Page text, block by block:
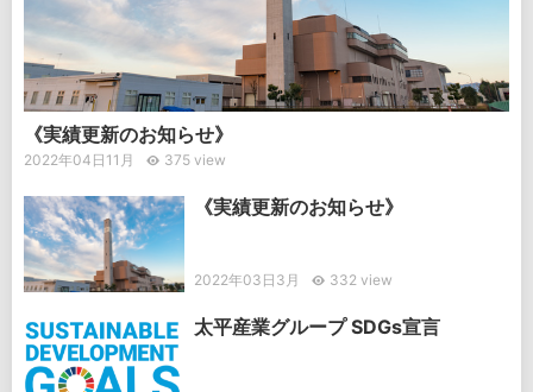
《実績更新のお知らせ》
2022年04日11月 375 view
《実績更新のお知らせ》
2022年03日3月 332 view
太平産業グループ SDGs宣言